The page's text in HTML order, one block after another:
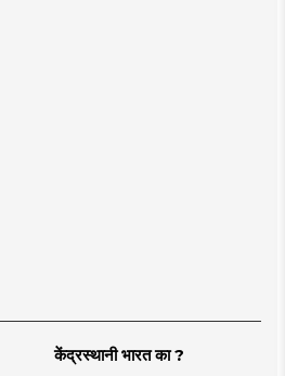
केंद्रस्थानी भारत का ?